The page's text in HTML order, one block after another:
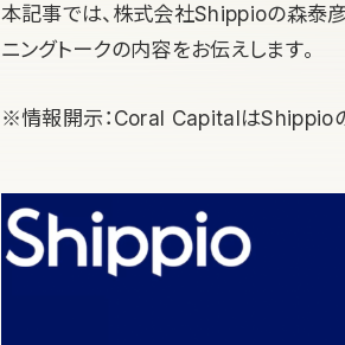
本記事では、株式会社Shippioの森泰彦
ニングトークの内容をお伝えします。
※情報開示：Coral CapitalはShippioの